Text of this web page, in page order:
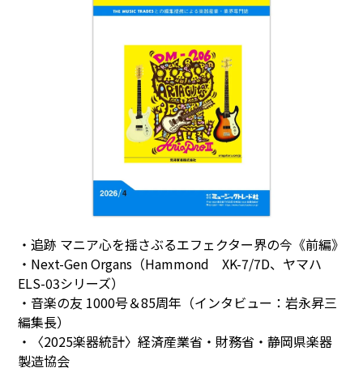
・追跡 マニア心を揺さぶるエフェクター界の今《前編》
・Next-Gen Organs（Hammond XK-7/7D、ヤマハ
ELS-03シリーズ）
・音楽の友 1000号＆85周年（インタビュー：岩永昇三
編集長）
・〈2025楽器統計〉経済産業省・財務省・静岡県楽器
製造協会